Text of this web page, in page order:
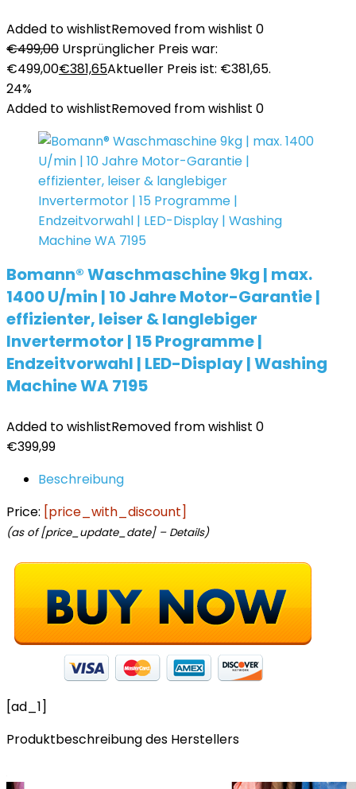
Added to wishlistRemoved from wishlist 0
€499,00 Ursprünglicher Preis war:
€499,00€381,65Aktueller Preis ist: €381,65.
24%
Added to wishlistRemoved from wishlist 0
Bomann® Waschmaschine 9kg | max.
1400 U/min | 10 Jahre Motor-Garantie |
effizienter, leiser & langlebiger
Invertermotor | 15 Programme |
Endzeitvorwahl | LED-Display | Washing
Machine WA 7195
Added to wishlistRemoved from wishlist 0
€399,99
Beschreibung
Price: [price_with_discount]
(as of [price_update_date] – Details)
[ad_1]
Produktbeschreibung des Herstellers